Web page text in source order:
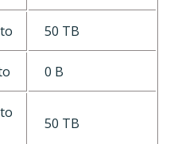
50 TB
0 B
50 TB